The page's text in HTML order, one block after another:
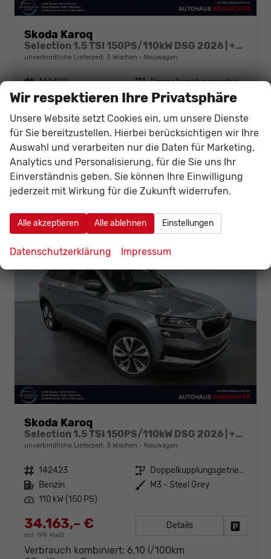
Skoda Karoq
Selection 1.5 TSI 150PS/110kW DSG 2026 | +AHK +TravelAssist +RFK & Parksensoren
unverbindliche Lieferzeit: 3 Wochen Neuwagen
Fahrzeugnr. 142422 Getriebe
Doppelkupplungsgetriebe (DSG)
Kraftstoff Benzin Außenfarbe
1Z - Black Magic Met.
34.163,– €
incl. 19% MwSt.
Details
Verbrauch kombiniert:6,10 l/100km
CO2-Klasse: E
2 -Emissionen: 138,00 g/km
Skoda Karoq
Selection 1.5 TSI 150PS/110kW DSG 2026 | +AHK +TravelAssist +RFK & Parksensoren
unverbindliche Lieferzeit: 3 Wochen Neuwagen
Fahrzeugnr. 142423 Getriebe
Doppelkupplungsgetriebe (DSG)
Kraftstoff Benzin Außenfarbe M3 - Steel Grey
Leistung 110 kW (150 PS)
34.163,– €
incl. 19% MwSt.
Details
Verbrauch kombiniert: 6,10 l/100km
Wir respektieren Ihre Privatsphäre
Unsere Website setzt Cookies ein, um unsere Dienste
für Sie bereitzustellen. Hierbei berücksichtigen wir Ihre
Auswahl und verarbeiten nur die Daten für Marketing,
Analytics und Personalisierung, für die Sie uns Ihr
Einverständnis geben. Sie können Ihre Einwilligung
jederzeit mit Wirkung für die Zukunft widerrufen.
Alle akzeptieren Alle ablehnen Einstellungen
Datenschutzerklärung Impressum